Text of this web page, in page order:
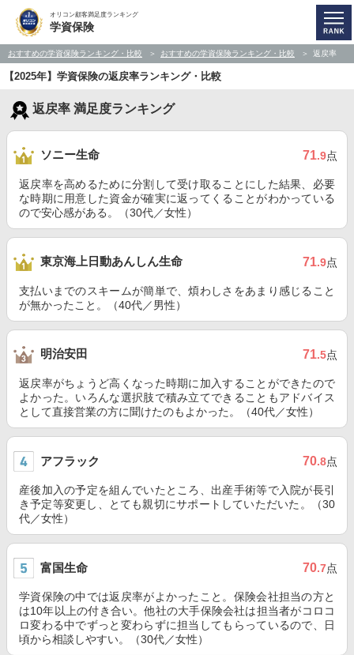
オリコン顧客満足度ランキング
学資保険
おすすめの学資保険ランキング・比較 おすすめの学資保険ランキング・比較 返戻率
【2025年】学資保険の返戻率ランキング・比較
返戻率 満足度ランキング
ソニー生命 71.9点
返戻率を高めるために分割して受け取ることにした結果、必要
な時期に用意した資金が確実に返ってくることがわかっている
ので安心感がある。（30代／女性）
東京海上日動あんしん生命 71.9点
支払いまでのスキームが簡単で、煩わしさをあまり感じること
が無かったこと。（40代／男性）
明治安田 71.5点
返戻率がちょうど高くなった時期に加入することができたので
よかった。いろんな選択肢で積み立てできることもアドバイス
として直接営業の方に聞けたのもよかった。（40代／女性）
アフラック 70.8点
産後加入の予定を組んでいたところ、出産手術等で入院が長引
き予定等変更し、とても親切にサポートしていただいた。（30
代／女性）
富国生命 70.7点
学資保険の中では返戻率がよかったこと。保険会社担当の方と
は10年以上の付き合い。他社の大手保険会社は担当者がコロコ
ロ変わる中でずっと変わらずに担当してもらっているので、日
頃から相談しやすい。（30代／女性）